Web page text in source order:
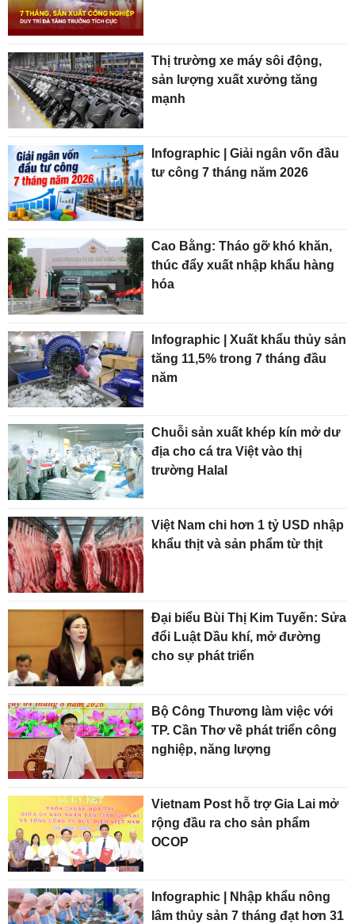
Thị trường xe máy sôi động,
sản lượng xuất xưởng tăng
mạnh
Infographic | Giải ngân vốn đầu
tư công 7 tháng năm 2026
Cao Bằng: Tháo gỡ khó khăn,
thúc đẩy xuất nhập khẩu hàng
hóa
Infographic | Xuất khẩu thủy sản
tăng 11,5% trong 7 tháng đầu
năm
Chuỗi sản xuất khép kín mở dư
địa cho cá tra Việt vào thị
trường Halal
Việt Nam chi hơn 1 tỷ USD nhập
khẩu thịt và sản phẩm từ thịt
Đại biểu Bùi Thị Kim Tuyến: Sửa
đổi Luật Dầu khí, mở đường
cho sự phát triển
Bộ Công Thương làm việc với
TP. Cần Thơ về phát triển công
nghiệp, năng lượng
Vietnam Post hỗ trợ Gia Lai mở
rộng đầu ra cho sản phẩm
OCOP
Infographic | Nhập khẩu nông
lâm thủy sản 7 tháng đạt hơn 31